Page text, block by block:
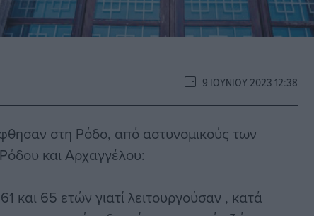
9 ΙΟΥΝΊΟΥ 2023 12:38
στη Ρόδο, από αστυνομικούς των
και Αρχαγγέλου:
και 65 ετών γιατί λειτουργούσαν , κατά